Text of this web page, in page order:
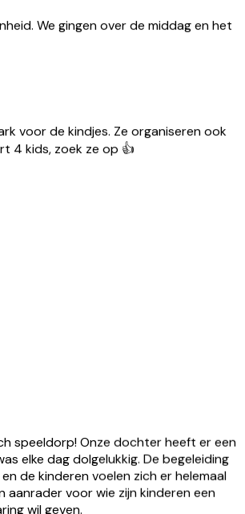
voor de kindjes. Ze organiseren ook
4 kids, zoek ze op 👍
speeldorp! Onze dochter heeft er een
de kinderen voelen zich er helemaal
aanrader voor wie zijn kinderen een
wil geven.